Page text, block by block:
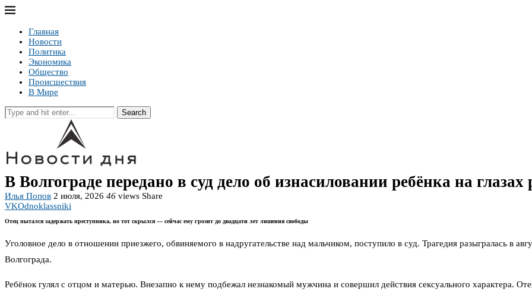
Главная
Новости
Политика
Экономика
Общество
Происшествия
В Мире
Search
В Волгограде передано в суд дело об изнасиловании ребёнка на глазах
Илья Попов 2 июля, 2026 46 views Share
VKOdnoklassniki
Отец пытался задержать преступника, но тот скрылся — сейчас ему грозит до двадцати лет лишения свободы
Уголовное дело в отношении приезжего, обвиняемого в надругательстве над мальчиком, поступило в суд. Трагедия разыгралась в
Волгограда.
Ребёнок гулял с отцом и матерью. Внезапно к нему подбежал незнакомый мужчина и совершил действия сексуального характера.